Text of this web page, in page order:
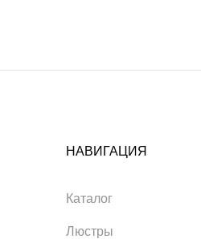
НАВИГАЦИЯ
Каталог
Люстры